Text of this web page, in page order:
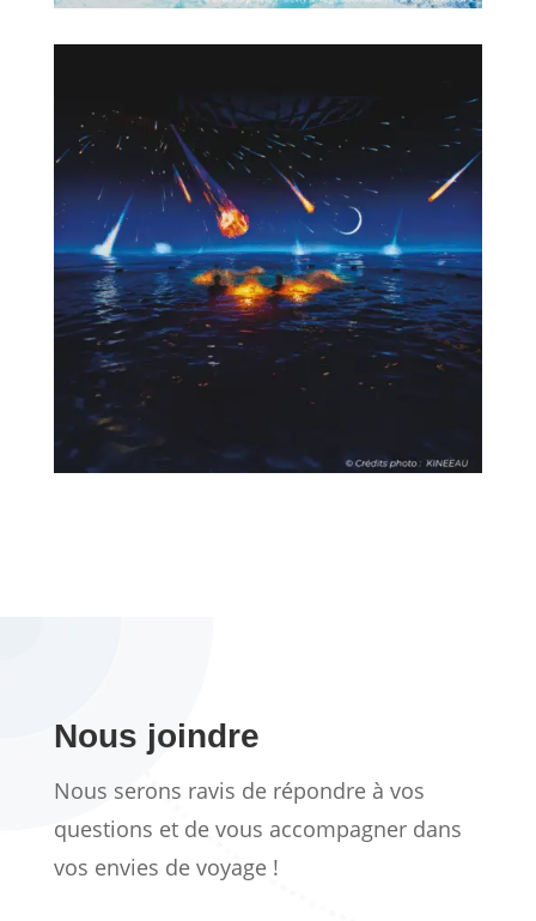
Nous joindre
Nous serons ravis de répondre à vos
questions et de vous accompagner dans
vos envies de voyage !